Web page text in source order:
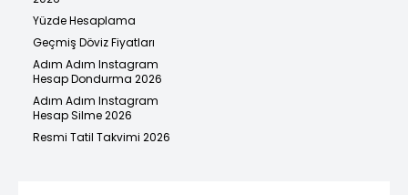
Yüzde Hesaplama
Geçmiş Döviz Fiyatları
Adım Adım Instagram
Hesap Dondurma 2026
Adım Adım Instagram
Hesap Silme 2026
Resmi Tatil Takvimi 2026